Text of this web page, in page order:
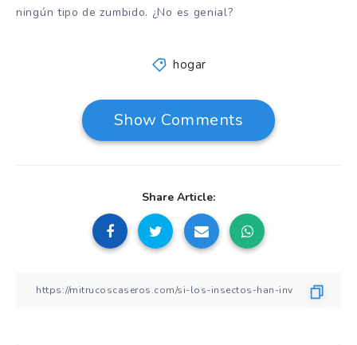
ningún tipo de zumbido. ¿No es genial?
hogar
Show Comments
Share Article: